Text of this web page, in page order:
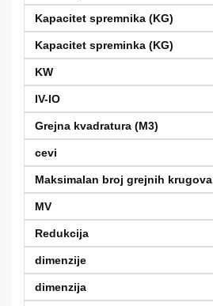
Kapacitet spremnika (KG)
Kapacitet spreminka (KG)
KW
IV-IO
Grejna kvadratura (M3)
cevi
Maksimalan broj grejnih krugova
MV
Redukcija
dimenzije
dimenzija